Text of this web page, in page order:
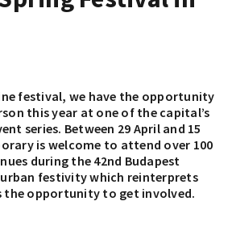
festival, we have the opportunity
this year at one of the capital’s
series. Between 29 April and 15
is welcome to attend over 100
during the 42nd Budapest
festivity which reinterprets
opportunity to get involved.